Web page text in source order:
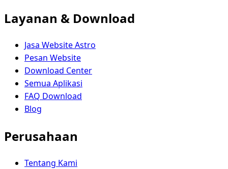
Layanan & Download
Jasa Website Astro
Pesan Website
Download Center
Semua Aplikasi
FAQ Download
Blog
Perusahaan
Tentang Kami